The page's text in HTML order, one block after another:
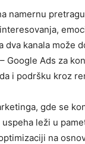
namernu pretragu
interesovanja,
dva kanala može
– Google Ads za
i podršku kroz
gde se
leži u
na